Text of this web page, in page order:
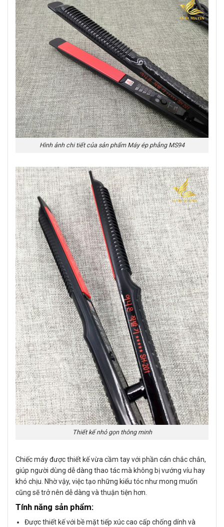
Hình ảnh chi tiết của sản phẩm Máy ép phẳng MS94
Thiết kế nhỏ gọn thông minh
Chiếc máy được thiết kế vừa cầm tay với phần cán chắc chắn,
giúp người dùng dễ dàng thao tác mà không bị vướng víu hay
khó chịu. Nhờ vậy, việc tạo những kiểu tóc như mong muốn
cũng sẽ trở nên dễ dàng và thuận tiện hơn.
Tính năng sản phẩm:
Được thiết kế với bề mặt tiếp xúc cao cấp chống dính và